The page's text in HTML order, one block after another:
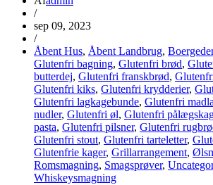
/
sep 09, 2023
/
Åbent Hus, Åbent Landbrug, Boergeder
Glutenfri bagning, Glutenfri brød,
butterdej, Glutenfri franskbrød,
Glutenfri kiks, Glutenfri krydderier,
Glutenfri lagkagebunde, Glutenfri
nudler, Glutenfri øl, Glutenfri
pasta, Glutenfri pilsner, Glutenfri
Glutenfri stout, Glutenfri tarteletter,
Glutenfrie kager, Grillarrangement,
Romsmagning, Smagsprøver,
Whiskeysmagning